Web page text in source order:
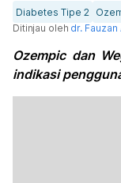
Diabetes Tipe 2
Ditinjau oleh dr.
Ozempic dan
indikasi